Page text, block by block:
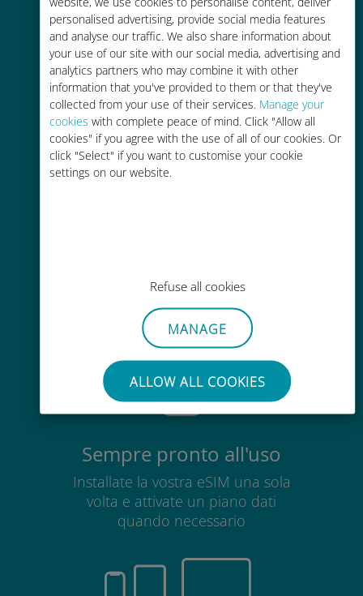
personalised advertising, provide social media features
and analyse our traffic. We also share information about
your use of our site with our social media, advertising and
analytics partners who may combine it with other
information that you've provided to them or that they've
collected from your use of their services. Manage your
cookies with complete peace of mind. Click "Allow all
cookies" if you agree with the use of all of our cookies. Or
click "Select" if you want to customise your cookie
settings on our website.
Refuse all cookies
MANAGE
ALLOW ALL COOKIES
operatore attuale
Ricarica facile
Ovunque tramite l'app Ubigi, anche
senza Wi-Fi o dati residui
Senza sforzo
Non è necessario rimuovere la
scheda SIM esistente
Sempre pronto all'uso
Installate la vostra eSIM una sola
volta e attivate un piano dati
quando necessario